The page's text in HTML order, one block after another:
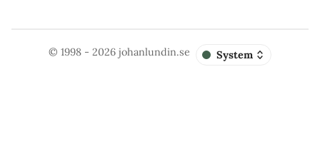
© 1998 - 2026johanlundin.se